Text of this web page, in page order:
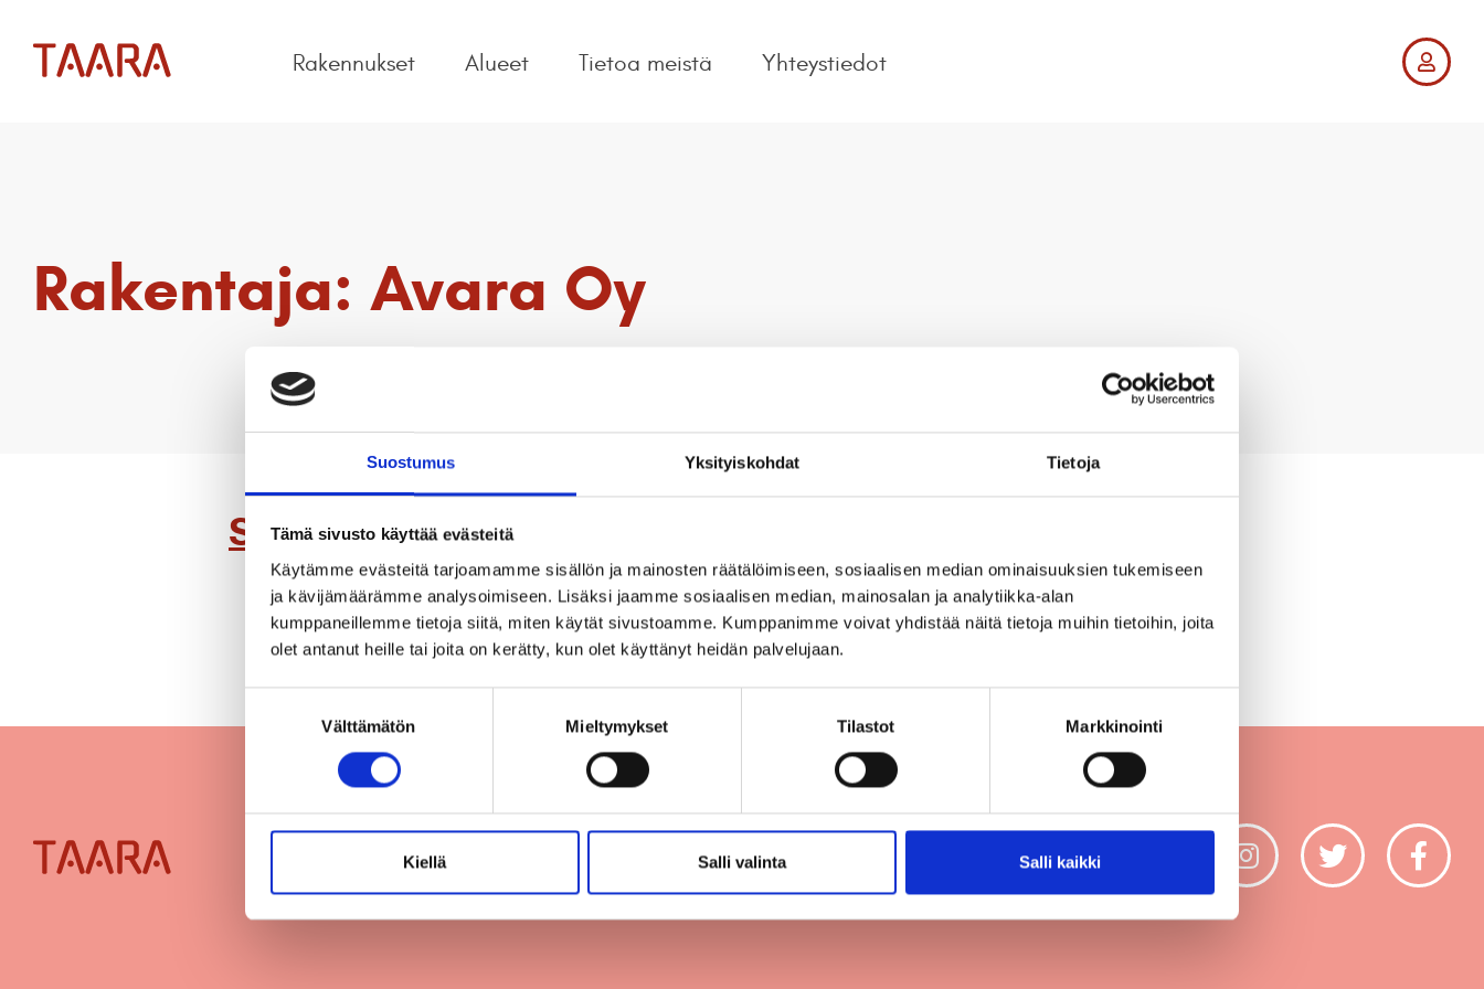
Suostumus Yksityiskohdat Tietoja
Tämä sivusto käyttää evästeitä
Käytämme evästeitä tarjoamamme sisällön ja mainosten räätälöimiseen, sosiaalisen median ominaisuuksien tukemiseen
ja kävijämäärämme analysoimiseen. Lisäksi jaamme sosiaalisen median, mainosalan ja analytiikka-alan
kumppaneillemme tietoja siitä, miten käytät sivustoamme. Kumppanimme voivat yhdistää näitä tietoja muihin tietoihin, joita
olet antanut heille tai joita on kerätty, kun olet käyttänyt heidän palvelujaan.
valinta
Välttämätön Mieltymykset Tilastot Markkinointi
Kiellä Salli valinta Salli kaikki
Rakennukset Alueet Tietoa meistä Yhteystiedot
Rakentaja: Avara Oy
Suezinkatu 3
Rakennukset Tietoa meistä Yhteystiedot
Tietosuojaseloste
Evästeet